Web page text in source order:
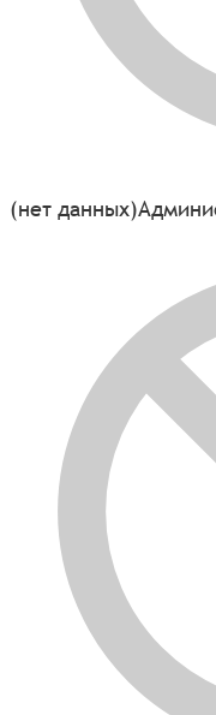
(нет данных)